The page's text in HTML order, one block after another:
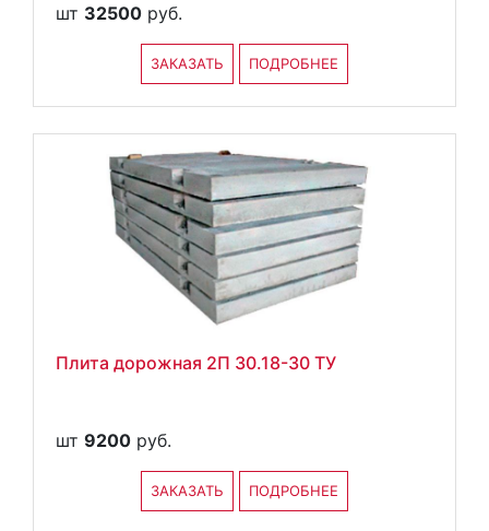
шт 32500 руб.
ЗАКАЗАТЬ ПОДРОБНЕЕ
Плита дорожная 2П 30.18-30 ТУ
шт 9200 руб.
ЗАКАЗАТЬ ПОДРОБНЕЕ